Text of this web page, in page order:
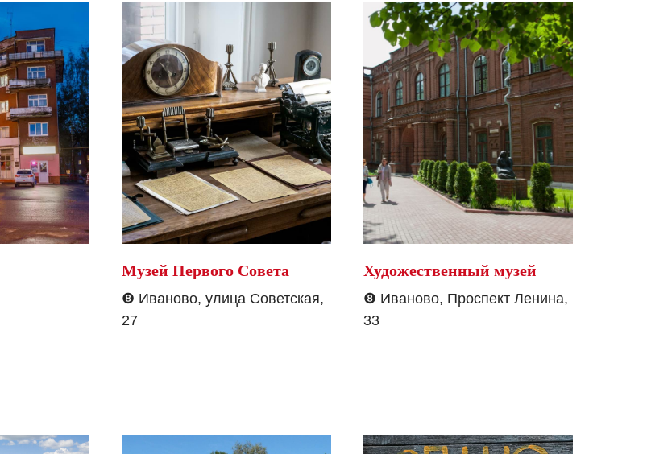
Музей Первого Совета
❽ Иваново, улица Советская,
27
Художественный музей
❽ Иваново, Проспект Ленина,
33